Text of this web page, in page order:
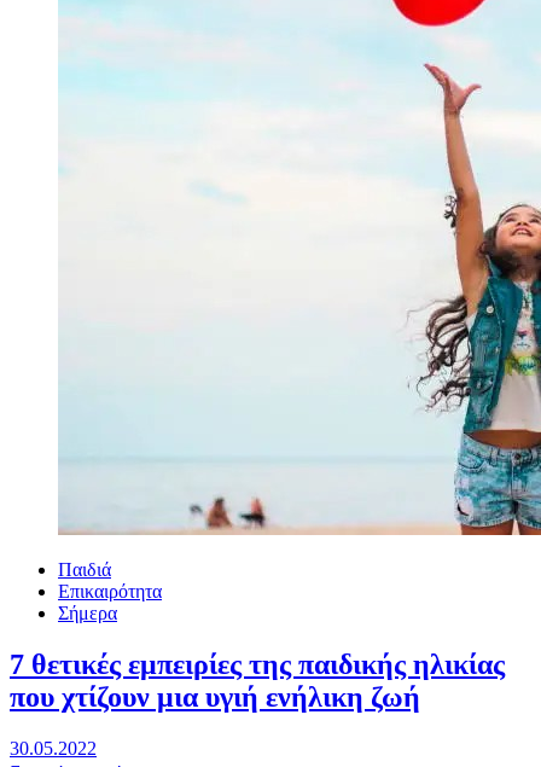
Παιδιά
Επικαιρότητα
Σήμερα
7 θετικές εμπειρίες της παιδικής ηλικίας
που χτίζουν μια υγιή ενήλικη ζωή
30.05.2022